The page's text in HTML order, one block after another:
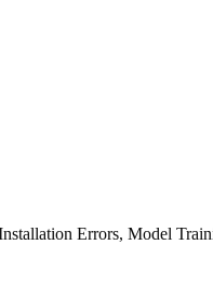
Errors, Model